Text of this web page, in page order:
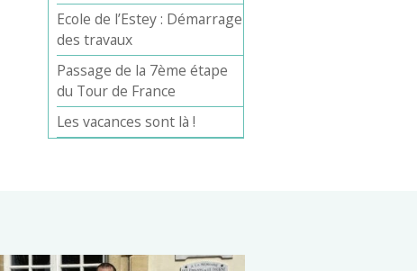
Ecole de l’Estey : Démarrage
des travaux
Passage de la 7ème étape
du Tour de France
Les vacances sont là !